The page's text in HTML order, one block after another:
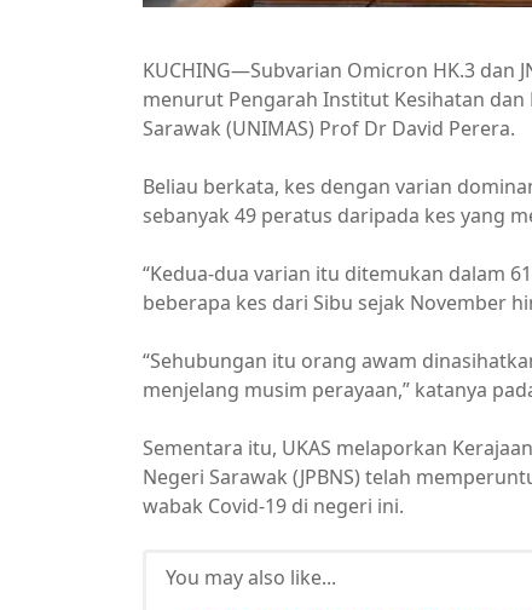
KUCHING—Subvarian Omicron HK.3 dan
menurut Pengarah Institut Kesihatan
Sarawak (UNIMAS) Prof Dr David Perera.
Beliau berkata, kes dengan varian
sebanyak 49 peratus daripada kes yang
“Kedua-dua varian itu ditemukan dalam
beberapa kes dari Sibu sejak November
“Sehubungan itu orang awam
menjelang musim perayaan,” katanya
Sementara itu, UKAS melaporkan
Negeri Sarawak (JPBNS) telah
wabak Covid-19 di negeri ini.
You may also like...